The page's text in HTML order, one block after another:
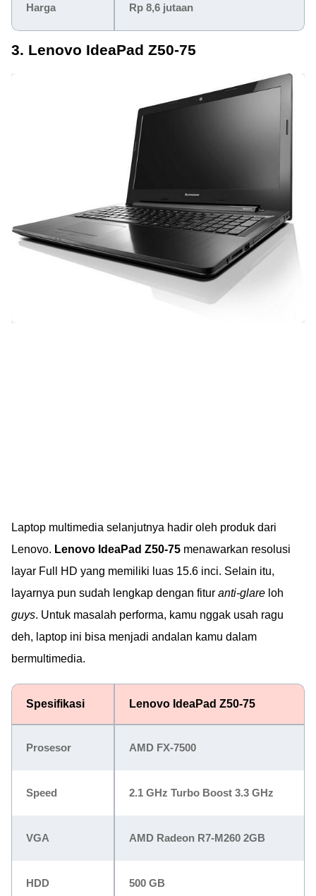
Harga Rp 8,6 jutaan
3. Lenovo IdeaPad Z50-75
Laptop multimedia selanjutnya hadir oleh produk dari
Lenovo. Lenovo IdeaPad Z50-75 menawarkan resolusi
layar Full HD yang memiliki luas 15.6 inci. Selain itu,
layarnya pun sudah lengkap dengan fitur anti-glare loh
guys. Untuk masalah performa, kamu nggak usah ragu
deh, laptop ini bisa menjadi andalan kamu dalam
bermultimedia.
Spesifikasi Lenovo IdeaPad Z50-75
Prosesor AMD FX-7500
Speed 2.1 GHz Turbo Boost 3.3 GHz
VGA AMD Radeon R7-M260 2GB
HDD 500 GB